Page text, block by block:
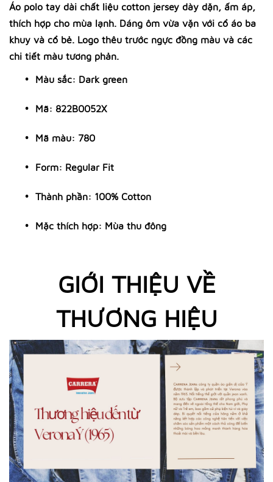
Áo polo tay dài chất liệu cotton jersey dày dặn, ấm áp,
thích hợp cho mùa lạnh. Dáng ôm vừa vặn với cổ áo ba
khuy và cổ bẻ. Logo thêu trước ngực đồng màu và các
chi tiết màu tương phản.
Màu sắc: Dark green
Mã: 822B0052X
Mã màu: 780
Form: Regular Fit
Thành phần: 100% Cotton
Mặc thích hợp: Mùa thu đông
GIỚI THIỆU VỀ
THƯƠNG HIỆU